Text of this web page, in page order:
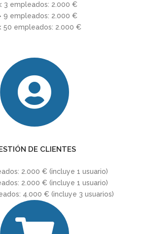
3 empleados: 2.000 €
9 empleados: 2.000 €
50 empleados: 2.000 €
DE CLIENTES
2.000 € (incluye 1 usuario)
2.000 € (incluye 1 usuario)
4.000 € (incluye 3 usuarios)